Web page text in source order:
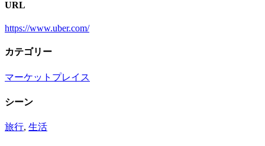
URL
https://www.uber.com/
カテゴリー
マーケットプレイス
シーン
旅行, 生活